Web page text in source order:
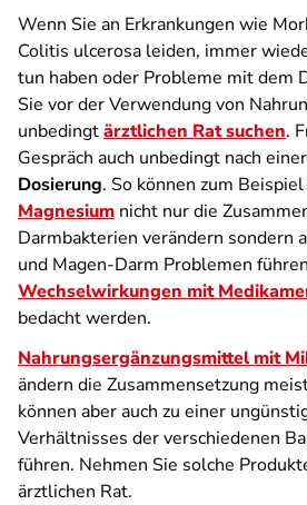
Wenn Sie an Erkrankungen wie
Colitis ulcerosa leiden, immer
tun haben oder Probleme mit dem
Sie vor der Verwendung von
unbedingtärztlichen Rat suchen.
Gespräch auch unbedingt nach
Dosierung. So können zum
Magnesium nicht nur die
Darmbakterien verändern sondern
und Magen-Darm Problemen
Wechselwirkungen mit
bedacht werden.
Nahrungsergänzungsmittel mit
ändern die Zusammensetzung
können aber auch zu einer
Verhältnisses der verschiedenen
führen. Nehmen Sie solche
ärztlichen Rat.